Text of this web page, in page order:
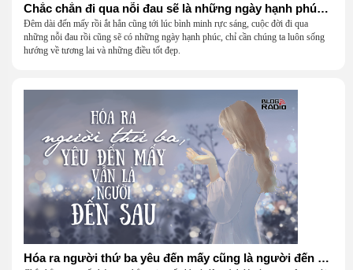
Chắc chắn đi qua nỗi đau sẽ là những ngày hạnh phúc (Cafe Vlog)
Đêm dài đến mấy rồi ắt hẳn cũng tới lúc bình minh rực sáng, cuộc đời đi qua
những nỗi đau rồi cũng sẽ có những ngày hạnh phúc, chỉ cần chúng ta luôn sống
hướng về tương lai và những điều tốt đẹp.
Hóa ra người thứ ba yêu đến mấy cũng là người đến sau (Vlog Radio)